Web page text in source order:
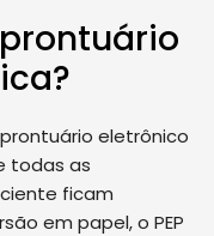
eletrônico
todas as
ficam
em papel, o PEP